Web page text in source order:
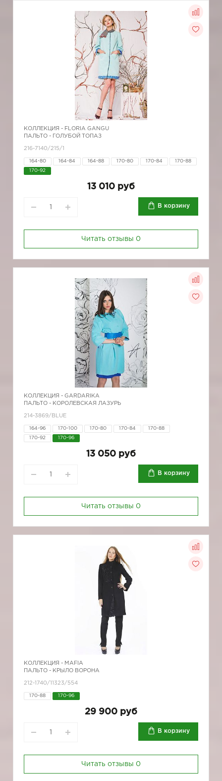
КОЛЛЕКЦИЯ - FLORIA GANGU
ПАЛЬТО - ГОЛУБОЙ ТОПАЗ
216-7140/215/1
164-80 164-84 164-88 170-80 170-84 170-88
170-92
13 010 руб
В корзину
Читать отзывы 0
КОЛЛЕКЦИЯ - GARDARIKA
ПАЛЬТО - КОРОЛЕВСКАЯ ЛАЗУРЬ
214-3869/BLUE
164-96 170-100 170-80 170-84 170-88
170-92 170-96
13 050 руб
В корзину
Читать отзывы 0
КОЛЛЕКЦИЯ - MAFIA
ПАЛЬТО - КРЫЛО ВОРОНА
212-1740/11323/554
170-88 170-96
29 900 руб
В корзину
Читать отзывы 0